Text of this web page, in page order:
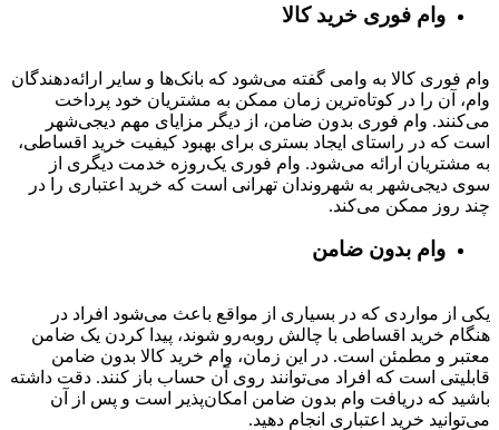
وام فوری خرید کالا
وام فوری کالا به وامی گفته می‌شود که بانک‌ها و سایر ارائه‌دهندگان
وام، آن را در کوتاه‌ترین زمان ممکن به مشتریان خود پرداخت
می‌کنند. وام فوری بدون ضامن، از دیگر مزایای مهم دیجی‌شهر
است که در راستای ایجاد بستری برای بهبود کیفیت خرید اقساطی،
به مشتریان ارائه می‌شود. وام فوری یک‌روزه خدمت دیگری از
سوی دیجی‌شهر به شهروندان تهرانی است که خرید اعتباری را در
چند روز ممکن می‌کند.
وام بدون ضامن
یکی از مواردی که در بسیاری از مواقع باعث می‌شود افراد در
هنگام خرید اقساطی با چالش روبه‌رو شوند، پیدا کردن یک ضامن
معتبر و مطمئن است. در این زمان، وام خرید کالا بدون ضامن
قابلیتی است که افراد می‌توانند روی آن حساب باز کنند. دقت داشته
باشید که دریافت وام بدون ضامن امکان‌پذیر است و پس از آن
می‌توانید خرید اعتباری انجام دهید.